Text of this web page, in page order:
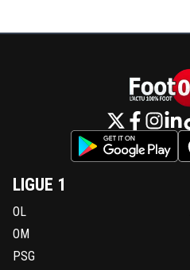
LIGUE 1
OL
OM
PSG